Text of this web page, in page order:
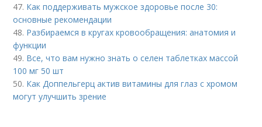
47. Как поддерживать мужское здоровье после 30:
основные рекомендации
48. Разбираемся в кругах кровообращения: анатомия и
функции
49. Все, что вам нужно знать о селен таблетках массой
100 мг 50 шт
50. Как Доппельгерц актив витамины для глаз с хромом
могут улучшить зрение